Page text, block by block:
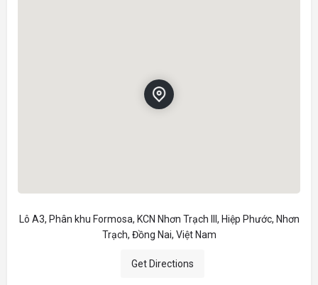
Lô A3, Phân khu Formosa, KCN Nhơn Trạch III, Hiệp Phước, Nhơn
Trạch, Đồng Nai, Việt Nam
Get Directions